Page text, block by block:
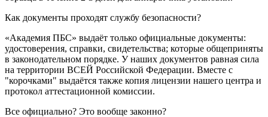
Как документы проходят службу безопасности?
«Академия ПБС» выдаёт только официальные документы:
удостоверения, справки, свидетельства; которые общеприняты
в законодательном порядке. У наших документов равная сила
на территории ВСЕЙ Российской Федерации. Вместе с
"корочками" выдаётся также копия лицензии нашего центра и
протокол аттестационной комиссии.
Все официально? Это вообще законно?